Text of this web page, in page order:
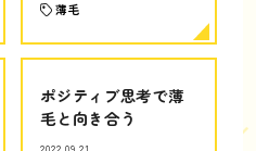
薄毛
ポジティブ思考で薄
毛と向き合う